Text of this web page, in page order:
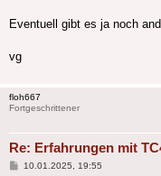
Eventuell gibt es ja noch
vg
floh667
Fortgeschrittener
Re: Erfahrungen mit
Beitrag
10.01.2025, 19:55